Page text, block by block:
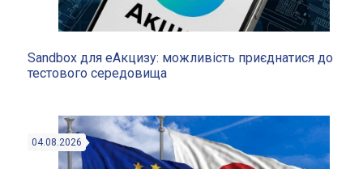
Sandbox для еАкцизу: можливість приєднатися до
тестового середовища
04.08.2026